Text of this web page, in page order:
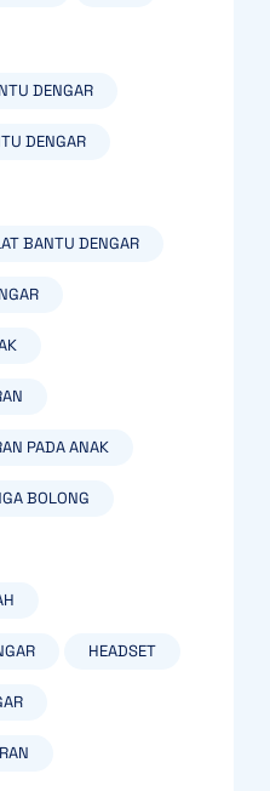
DENGAR
DENGAR
BANTU DENGAR
PADA ANAK
BOLONG
HEADSET